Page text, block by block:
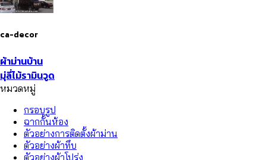
ca-decor
ผ้าม่านบ้าน
มุ่ลี่ไม้รามินวูด
หมวดหมู่
กรอบรูป
ฉากกั้นห้อง
ตัวอย่างการติดตั้งผ้าม่าน
ตัวอย่างผ้าทึบ
ตัวอย่างผ้าโปร่ง